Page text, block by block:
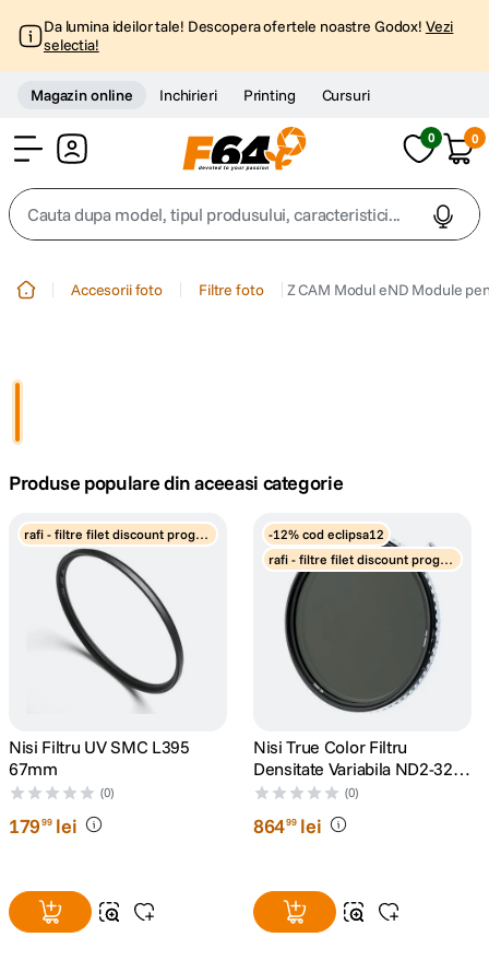
Da lumina ideilor tale! Descopera ofertele noastre Godox! Vezi
selectia!
Magazin online Inchirieri Printing Cursuri
0 0
Cauta dupa model, tipul produsului, caracteristici...
4. peak design
5. canon sx740 hs
6 lavaliera
sony fx
card memorie
9 . dji mic mini
10 . dji osmo
Accesorii foto Filtre foto Z CAM Modul eND Module
Produse populare din aceeasi categorie
rafi - filtre filet discount progre
Nisi Filtru UV SMC L395
67mm
(0)
17999 lei
-12% cod eclipsa12
rafi - filtre filet discount progre
Nisi True Color Filtru
Densitate Variabila ND2-32
67mm
(0)
86499 lei